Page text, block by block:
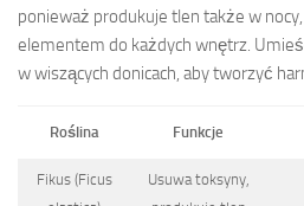
ponieważ produkuje tlen także w
elementem do każdych wnętrz.
w wiszących donicach, aby tworzyć
Roślina Funkcje
Fikus (Ficus
Usuwa toksyny,